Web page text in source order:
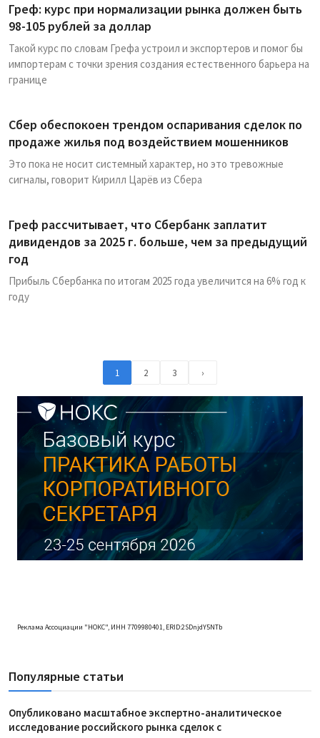
Греф: курс при нормализации рынка должен быть
98-105 рублей за доллар
Такой курс по словам Грефа устроил и экспортеров и помог бы
импортерам с точки зрения создания естественного барьера на
границе
Сбер обеспокоен трендом оспаривания сделок по
продаже жилья под воздействием мошенников
Это пока не носит системный характер, но это тревожные
сигналы, говорит Кирилл Царёв из Сбера
Греф рассчитывает, что Сбербанк заплатит
дивидендов за 2025 г. больше, чем за предыдущий
год
Прибыль Сбербанка по итогам 2025 года увеличится на 6% год к
году
1 2 3 ›
Реклама Ассоциации "НОКС", ИНН 7709980401, ERID:2SDnjdY5NTb
Популярные статьи
Опубликовано масштабное экспертно-аналитическое
исследование российского рынка сделок с